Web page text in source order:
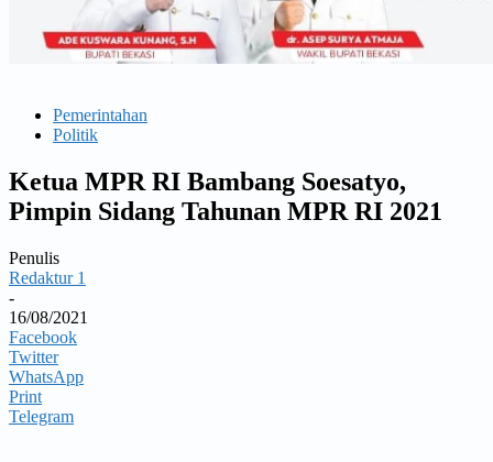
Pemerintahan
Politik
Ketua MPR RI Bambang Soesatyo,
Pimpin Sidang Tahunan MPR RI 2021
Penulis
Redaktur 1
-
16/08/2021
Facebook
Twitter
WhatsApp
Print
Telegram